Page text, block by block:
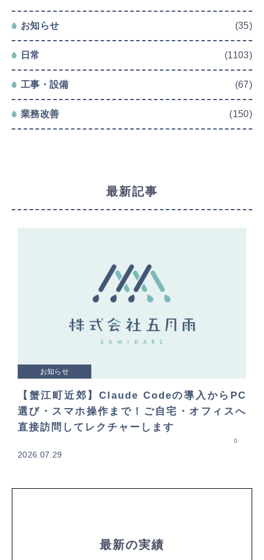
お知らせ (35)
日常 (1103)
工事・設備 (67)
業務改善 (150)
最新記事
お知らせ
【蟹江町近郊】Claude Codeの導入からPC
選び・スマホ操作まで！ご自宅・オフィスへ
直接訪問してレクチャーします
2026.07.29
0
最新の実績